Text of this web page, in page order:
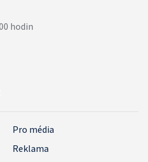
Pro média
Reklama